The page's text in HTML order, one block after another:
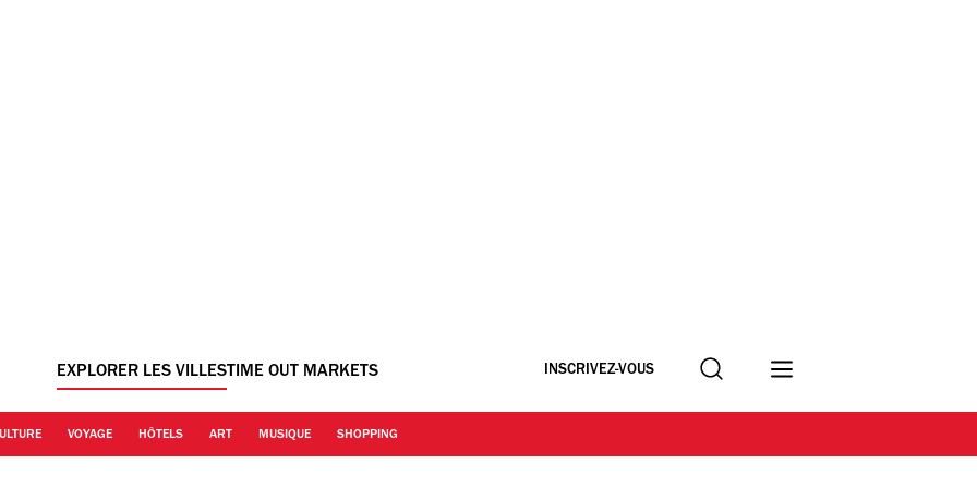
EXPLORER LES VILLESTIME OUT MARKETS INSCRIVEZ-VOUS Recherche
VOYAGE HÔTELS ART MUSIQUE SHOPPING